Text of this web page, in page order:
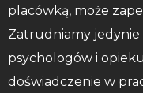
placówką, może
Zatrudniamy
psychologów i
doświadczenie w